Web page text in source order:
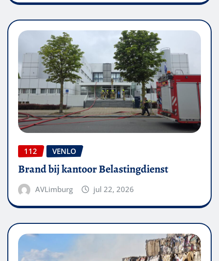
112 VENLO
Brand bij kantoor Belastingdienst
AVLimburg jul 22, 2026